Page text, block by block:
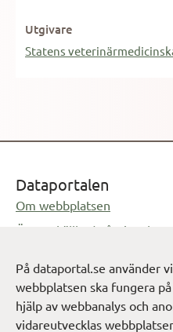
På dataportal.se använder
webbplatsen ska fungera
hjälp av webbanalys och
vidareutvecklas
Utgivare
Statens
Dataportalen
Om webbplatsen
Öppen källkod på GitHub
info@digg.se
Öppnas i
Cookie-inställningar
Verktygslåda för att